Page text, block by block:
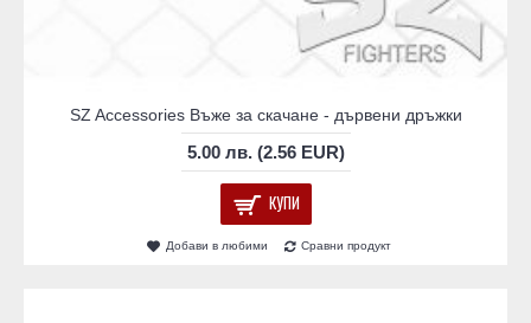
SZ Accessories Въже за скачане - дървени дръжки
5.00 лв. (2.56 EUR)
КУПИ
Добави в любими Сравни продукт